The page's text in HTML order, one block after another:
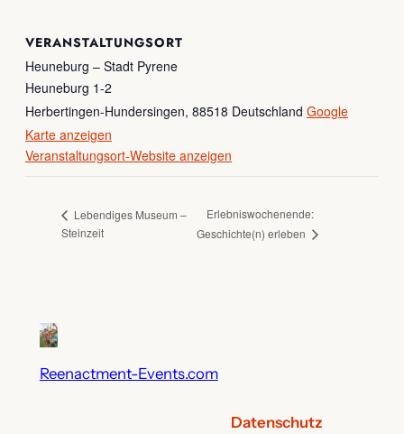
VERANSTALTUNGSORT
Heuneburg – Stadt Pyrene
Heuneburg 1-2
Herbertingen-Hundersingen, 88518 Deutschland Google
Karte anzeigen
Veranstaltungsort-Website anzeigen
Lebendiges Museum –
Steinzeit
Erlebniswochenende:
Geschichte(n) erleben
Reenactment-Events.com
Datenschutz